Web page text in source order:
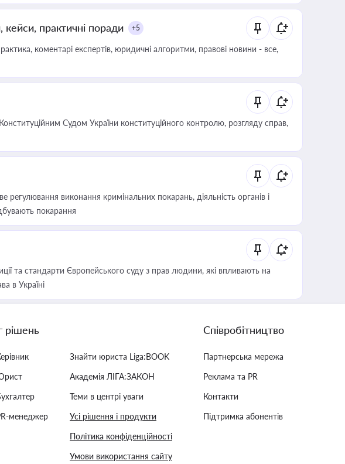
практичні поради +5
коментарі експертів, юридичні алгоритми, правові новини - все,
Судом України конституційного контролю, розгляду справ,
регулювання виконання кримінальних покарань, діяльність органів і
покарання
та стандарти Європейського суду з прав людини, які впливають на
в Україні
рішень
менеджер
Знайти юриста Liga:BOOK
Академія ЛІГА:ЗАКОН
Теми в центрі уваги
Усі рішення і продукти
Політика конфіденційності
Умови використання сайту
Співробітництво
Партнерська мережа
Реклама та PR
Контакти
Підтримка абонентів